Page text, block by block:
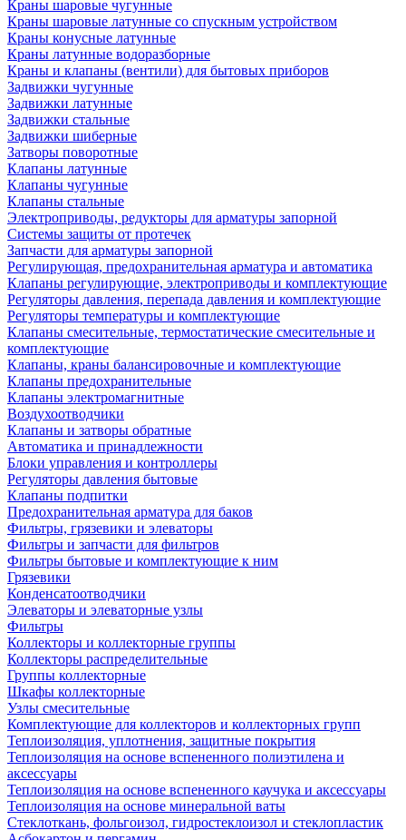
Краны шаровые чугунные
Краны шаровые латунные со спускным устройством
Краны конусные латунные
Краны латунные водоразборные
Краны и клапаны (вентили) для бытовых приборов
Задвижки чугунные
Задвижки латунные
Задвижки стальные
Задвижки шиберные
Затворы поворотные
Клапаны латунные
Клапаны чугунные
Клапаны стальные
Электроприводы, редукторы для арматуры запорной
Системы защиты от протечек
Запчасти для арматуры запорной
Регулирующая, предохранительная арматура и автоматика
Клапаны регулирующие, электроприводы и комплектующие
Регуляторы давления, перепада давления и комплектующие
Регуляторы температуры и комплектующие
Клапаны смесительные, термостатические смесительные и
комплектующие
Клапаны, краны балансировочные и комплектующие
Клапаны предохранительные
Клапаны электромагнитные
Воздухоотводчики
Клапаны и затворы обратные
Автоматика и принадлежности
Блоки управления и контроллеры
Регуляторы давления бытовые
Клапаны подпитки
Предохранительная арматура для баков
Фильтры, грязевики и элеваторы
Фильтры и запчасти для фильтров
Фильтры бытовые и комплектующие к ним
Грязевики
Конденсатоотводчики
Элеваторы и элеваторные узлы
Фильтры
Коллекторы и коллекторные группы
Коллекторы распределительные
Группы коллекторные
Шкафы коллекторные
Узлы смесительные
Комплектующие для коллекторов и коллекторных групп
Теплоизоляция, уплотнения, защитные покрытия
Теплоизоляция на основе вспененного полиэтилена и
аксессуары
Теплоизоляция на основе вспененного каучука и аксессуары
Теплоизоляция на основе минеральной ваты
Стеклоткань, фольгоизол, гидростеклоизол и стеклопластик